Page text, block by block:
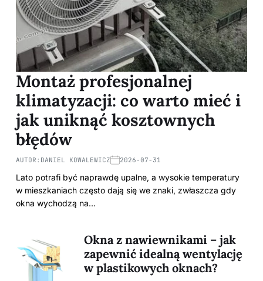
Montaż profesjonalnej
klimatyzacji: co warto mieć i
jak uniknąć kosztownych
błędów
AUTOR: DANIEL KOWALEWICZ 2026-07-31
Lato potrafi być naprawdę upalne, a wysokie temperatury
w mieszkaniach często dają się we znaki, zwłaszcza gdy
okna wychodzą na…
Okna z nawiewnikami – jak
zapewnić idealną wentylację
w plastikowych oknach?